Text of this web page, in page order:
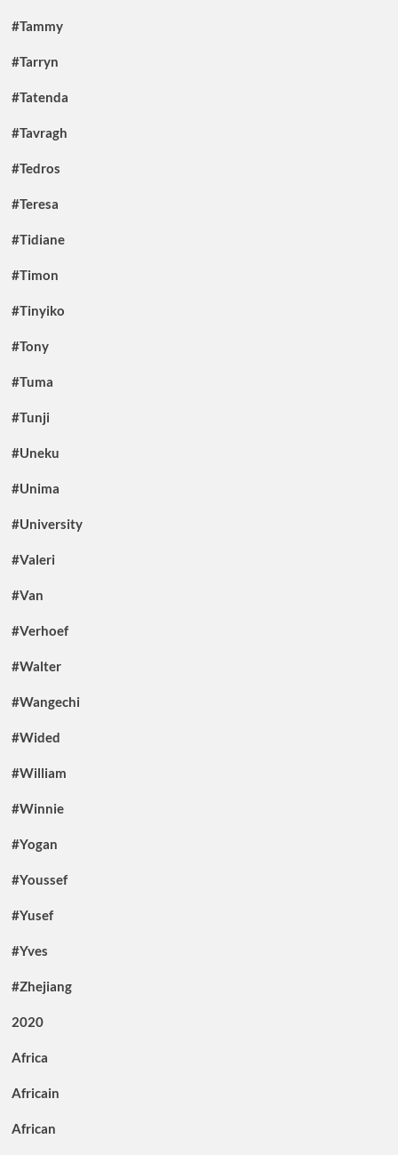
#Tammy
#Tarryn
#Tatenda
#Tavragh
#Tedros
#Teresa
#Tidiane
#Timon
#Tinyiko
#Tony
#Tuma
#Tunji
#Uneku
#Unima
#University
#Valeri
#Van
#Verhoef
#Walter
#Wangechi
#Wided
#William
#Winnie
#Yogan
#Youssef
#Yusef
#Yves
#Zhejiang
2020
Africa
Africain
African